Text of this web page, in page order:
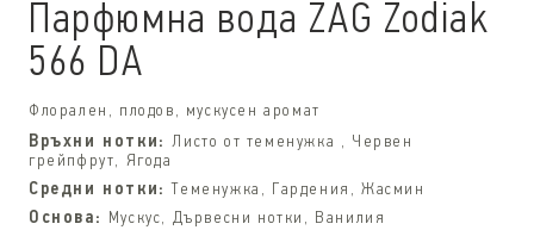
Парфюмна вода ZAG Zodiak
566 DA
Флорален, плодов, мускусен аромат
Връхни нотки:Листо от теменужка , Червен
грейпфрут, Ягода
Средни нотки:Теменужка, Гардения, Жасмин
Основа: Мускус, Дървесни нотки, Ванилия